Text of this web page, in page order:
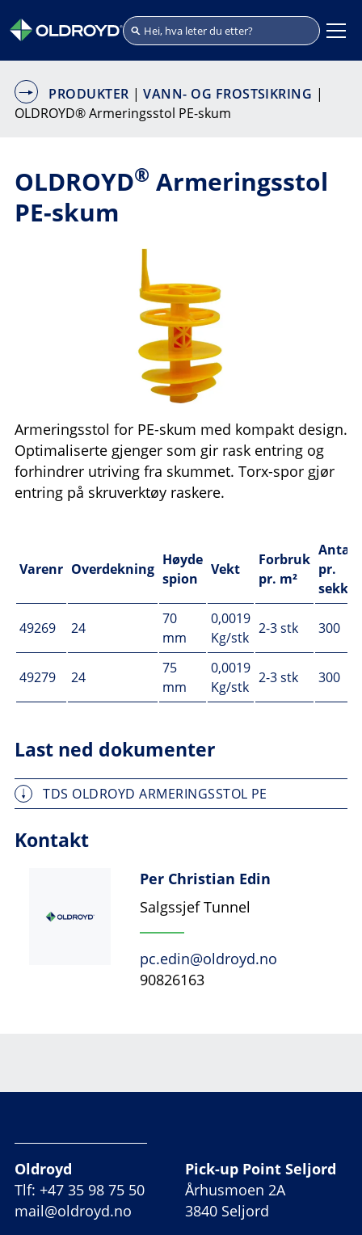
PRODUKTER |VANN- OG FROSTSIKRING |
OLDROYD® Armeringsstol PE-skum
OLDROYD® Armeringsstol
PE-skum
Armeringsstol for PE-skum med kompakt design.
Optimaliserte gjenger som gir rask entring og
forhindrer utriving fra skummet. Torx-spor gjør
entring på skruverktøy raskere.
Varenr Overdekning
Høyde
spion
Vekt
Forbruk
pr. m²
Antall
pr.
sekk
49269 24
70
mm
0,0019
Kg/stk
2-3 stk 300
49279 24
75
mm
0,0019
Kg/stk
2-3 stk 300
Last ned dokumenter
TDS OLDROYD ARMERINGSSTOL PE
Kontakt
Per Christian Edin
Salgssjef Tunnel
pc.edin@oldroyd.no
90826163
Oldroyd
Tlf: +47 35 98 75 50
mail@oldroyd.no
Pick-up Point Seljord
Århusmoen 2A
3840 Seljord